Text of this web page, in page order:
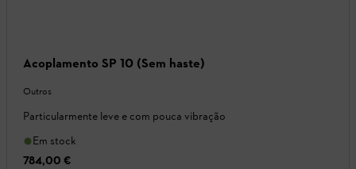
Acoplamento SP 10 (Sem haste)
Outros
Particularmente leve e com pouca vibração
Em stock
784,00 €